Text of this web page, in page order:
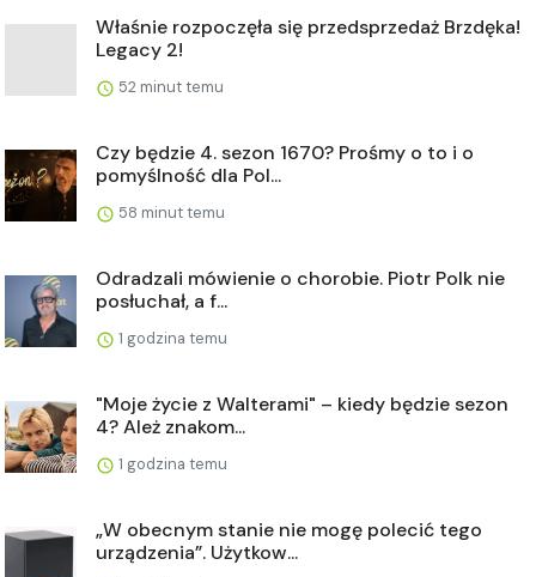
Właśnie rozpoczęła się przedsprzedaż Brzdęka!
Legacy 2!
52 minut temu
Czy będzie 4. sezon 1670? Prośmy o to i o
pomyślność dla Pol...
58 minut temu
Odradzali mówienie o chorobie. Piotr Polk nie
posłuchał, a f...
1 godzina temu
"Moje życie z Walterami" – kiedy będzie sezon
4? Ależ znakom...
1 godzina temu
„W obecnym stanie nie mogę polecić tego
urządzenia”. Użytkow...